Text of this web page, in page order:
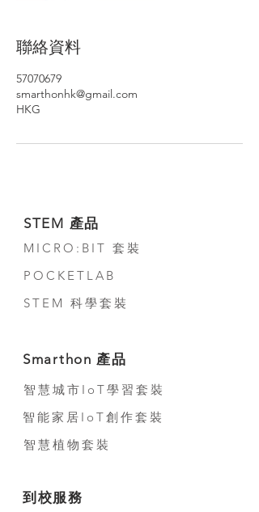
聯絡資料
57070679
smarthonhk@gmail.com
HKG
STEM 產品
MICRO:BIT 套裝
POCKETLAB
STEM 科學套裝
Smarthon 產品
智慧城市IoT學習套裝
智能家居IoT創作套裝
智慧植物套裝
到校服務